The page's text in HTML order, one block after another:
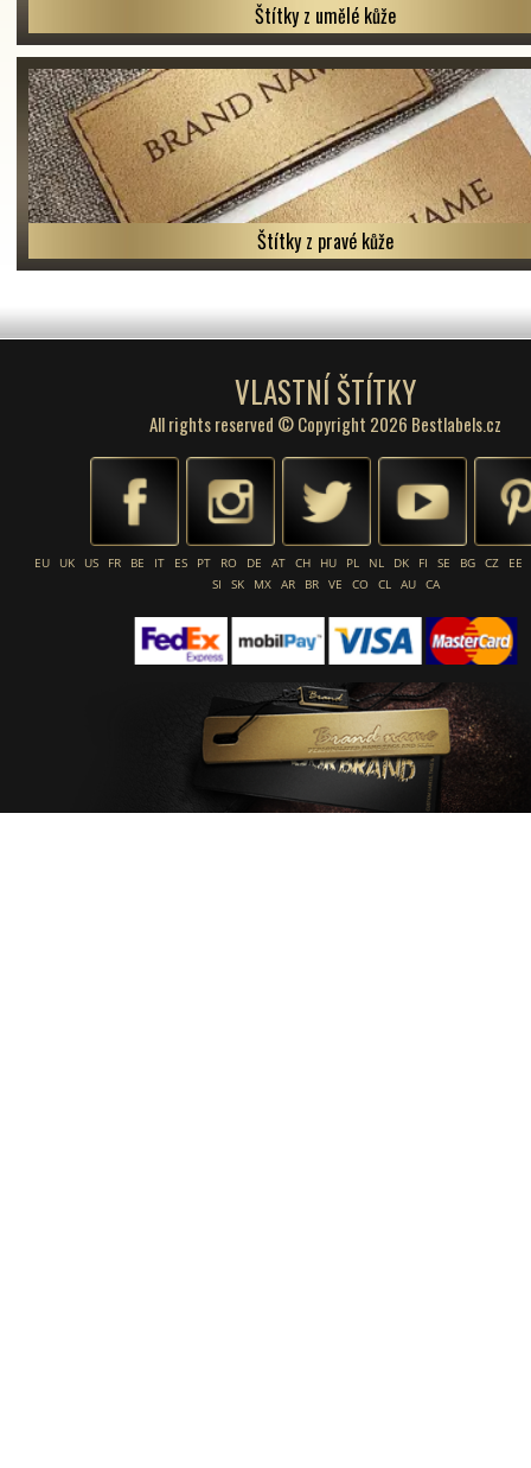
Štítky z umělé kůže
Štítky z pravé kůže
VLASTNÍ ŠTÍTKY
All rights reserved © Copyright 2026 Bestlabels.cz
EU UK US FR BE IT ES PT RO DE AT CH HU PL NL DK FI SE BG CZ
EE
SI
SK MX AR BR VE CO CL AU CA